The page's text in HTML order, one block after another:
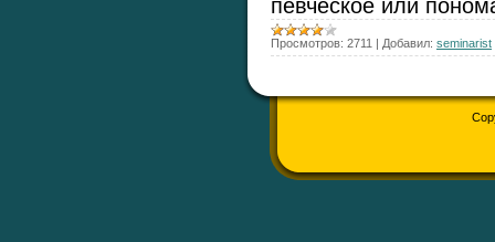
певческое или
Просмотров: 2711 | Добавил: seminarist